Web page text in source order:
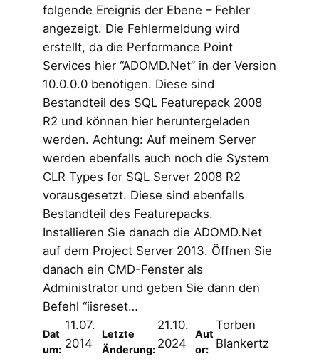
folgende Ereignis der Ebene – Fehler
angezeigt. Die Fehlermeldung wird
erstellt, da die Performance Point
Services hier “ADOMD.Net” in der Version
10.0.0.0 benötigen. Diese sind
Bestandteil des SQL Featurepack 2008
R2 und können hier heruntergeladen
werden. Achtung: Auf meinem Server
werden ebenfalls auch noch die System
CLR Types for SQL Server 2008 R2
vorausgesetzt. Diese sind ebenfalls
Bestandteil des Featurepacks.
Installieren Sie danach die ADOMD.Net
auf dem Project Server 2013. Öffnen Sie
danach ein CMD-Fenster als
Administrator und geben Sie dann den
Befehl “iisreset…
Dat
um:
11.07.
2014
Letzte
Änderung:
21.10.
2024
Aut
or:
Torben
Blankertz